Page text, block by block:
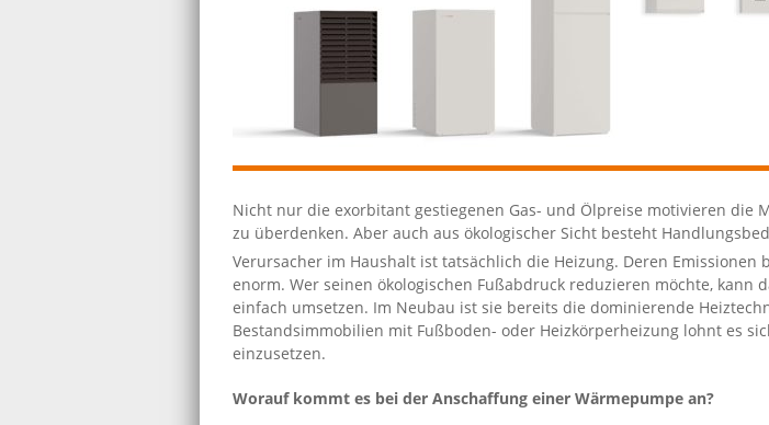
Nicht nur die exorbitant gestiegenen Gas- und Ölpreise motivieren die
zu überdenken. Aber auch aus ökologischer Sicht besteht
Verursacher im Haushalt ist tatsächlich die Heizung. Deren Emissionen
enorm. Wer seinen ökologischen Fußabdruck reduzieren möchte, kann
einfach umsetzen. Im Neubau ist sie bereits die dominierende
Bestandsimmobilien mit Fußboden- oder Heizkörperheizung lohnt es
einzusetzen.
Worauf kommt es bei der Anschaffung einer Wärmepumpe an?